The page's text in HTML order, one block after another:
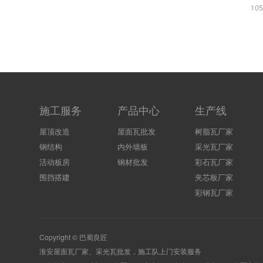
施工服务
屋顶改造
钢结构
活动板房
围挡搭建
产品中心
屋面瓦批发
内外墙板
钢材批发
生产线
树脂瓦厂家
采光瓦厂家
彩石瓦厂家
夹芯板厂家
彩钢瓦厂家
Copyright © 巴蜀良匠
淮安屋面瓦厂家 、采光瓦批发，施工队上门安装服务